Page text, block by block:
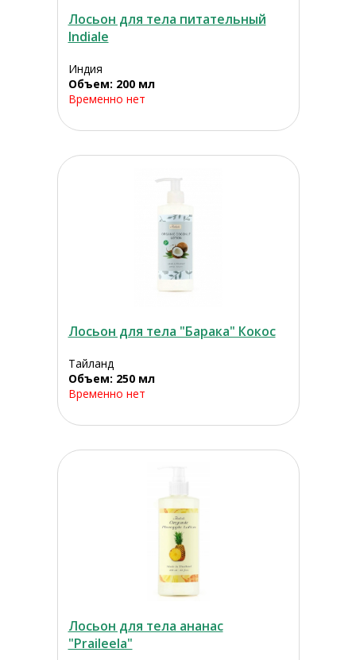
Лосьон для тела питательный
Indiale
Индия
Объем: 200 мл
Временно нет
Лосьон для тела "Барака" Кокос
Тайланд
Объем: 250 мл
Временно нет
Лосьон для тела ананас
"Praileela"